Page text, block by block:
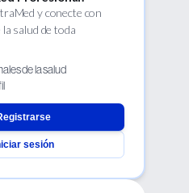
y conecte con
salud de toda
de la salud
sesión